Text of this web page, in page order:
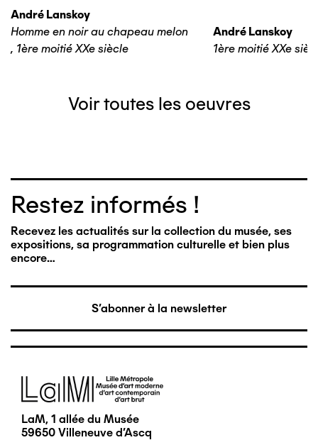
André Lanskoy
Homme en noir au chapeau melon
, 1ère moitié XXe siècle
André Lanskoy
1ère moitié XXe
Voir toutes les oeuvres
Restez informés !
Recevez les actualités sur la collection du musée, ses
expositions, sa programmation culturelle et bien plus
encore…
S'abonner à la newsletter
Image
LaM, 1 allée du Musée
59650 Villeneuve d'Ascq